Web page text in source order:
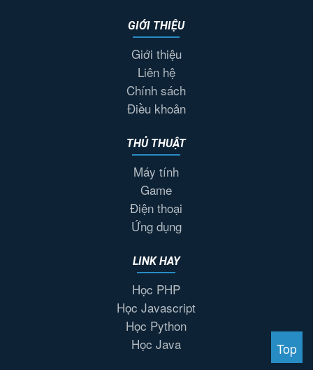
GIỚI THIỆU
Giới thiệu
Liên hệ
Chính sách
Điều khoản
THỦ THUẬT
Máy tính
Game
Điện thoại
Ứng dụng
LINK HAY
Học PHP
Học Javascript
Học Python
Học Java
Top